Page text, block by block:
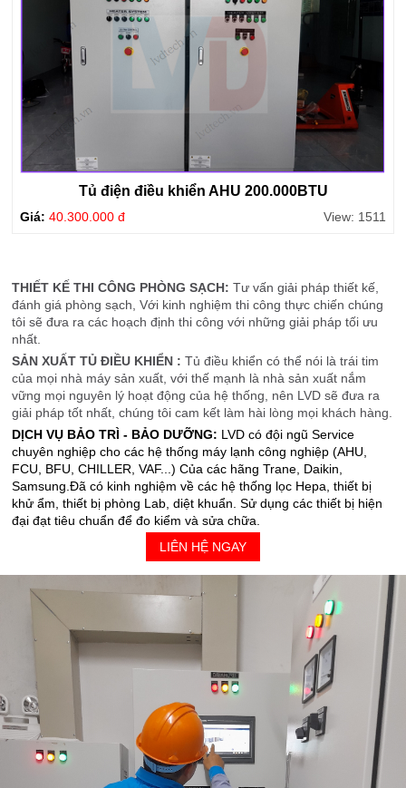
Tủ điện điều khiển AHU 200.000BTU
Giá: 40.300.000 đ View: 1511
THIẾT KẾ THI CÔNG PHÒNG SẠCH:Tư vấn giải pháp thiết kế,
đánh giá phòng sạch, Với kinh nghiệm thi công thực chiến chúng
tôi sẽ đưa ra các hoạch định thi công với những giải pháp tối ưu
nhất.
SẢN XUẤT TỦ ĐIỀU KHIỂN :Tủ điều khiển có thể nói là trái tim
của mọi nhà máy sản xuất, với thế mạnh là nhà sản xuất nắm
vững mọi nguyên lý hoạt động của hệ thống, nên LVD sẽ đưa ra
giải pháp tốt nhất, chúng tôi cam kết làm hài lòng mọi khách hàng.
DỊCH VỤ BẢO TRÌ - BẢO DƯỠNG: LVD có đội ngũ Service
chuyên nghiệp cho các hệ thống máy lạnh công nghiệp (AHU,
FCU, BFU, CHILLER, VAF...) Của các hãng Trane, Daikin,
Samsung.Đã có kinh nghiệm về các hệ thống lọc Hepa, thiết bị
khử ẩm, thiết bị phòng Lab, diệt khuẩn. Sử dụng các thiết bị hiện
đại đạt tiêu chuẩn để đo kiểm và sửa chữa.
LIÊN HỆ NGAY